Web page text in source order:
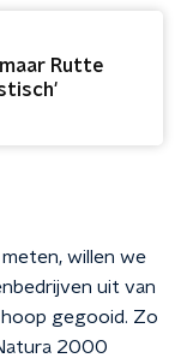
Rutte
willen we
uit van
gegooid. Zo
2000